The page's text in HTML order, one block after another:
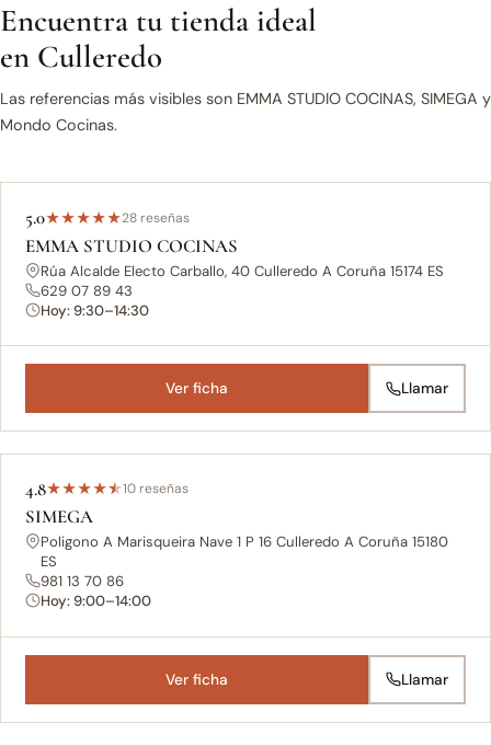
Encuentra tu tienda ideal
en Culleredo
Las referencias más visibles son EMMA STUDIO COCINAS, SIMEGA y
Mondo Cocinas.
5.0★★★★★28 reseñas
EMMA STUDIO COCINAS
Rúa Alcalde Electo Carballo, 40 Culleredo A Coruña 15174 ES
629 07 89 43
Hoy: 9:30–14:30
Ver ficha Llamar
4.8★★★★★10 reseñas
SIMEGA
Poligono A Marisqueira Nave 1 P 16 Culleredo A Coruña 15180
ES
981 13 70 86
Hoy: 9:00–14:00
Ver ficha Llamar